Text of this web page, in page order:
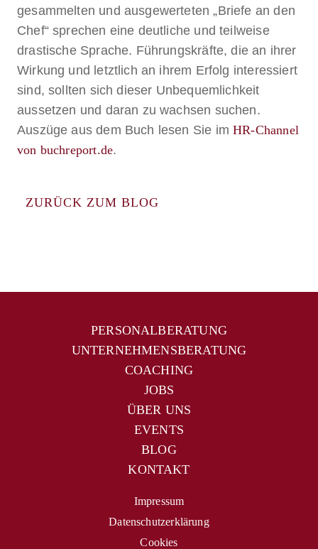
gesammelten und ausgewerteten „Briefe an den
Chef“ sprechen eine deutliche und teilweise
drastische Sprache. Führungskräfte, die an ihrer
Wirkung und letztlich an ihrem Erfolg interessiert
sind, sollten sich dieser Unbequemlichkeit
aussetzen und daran zu wachsen suchen.
Auszüge aus dem Buch lesen Sie imHR-Channel
von buchreport.de.
ZURÜCK ZUM BLOG
PERSONALBERATUNG
UNTERNEHMENSBERATUNG
COACHING
JOBS
ÜBER UNS
EVENTS
BLOG
KONTAKT
Impressum
Datenschutzerklärung
Cookies